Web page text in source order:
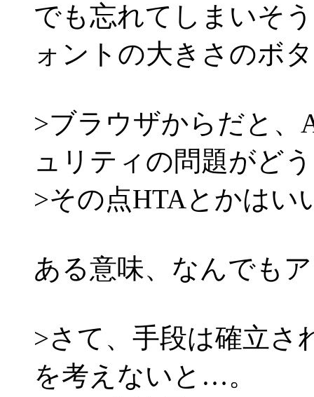
でも忘れてしまいそ
ォントの大きさのボ
>ブラウザからだと、
ュリティの問題がど
>その点HTAとかはい
ある意味、なんでも
>さて、手段は確立さ
を考えないと…。